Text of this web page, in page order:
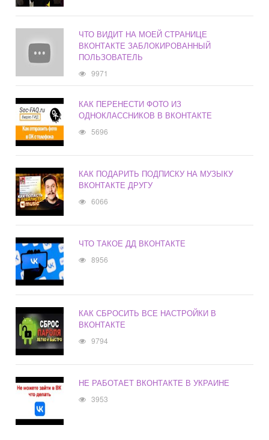
ЧТО ВИДИТ НА МОЕЙ СТРАНИЦЕ
ВКОНТАКТЕ ЗАБЛОКИРОВАННЫЙ
ПОЛЬЗОВАТЕЛЬ
9971
КАК ПЕРЕНЕСТИ ФОТО ИЗ
ОДНОКЛАССНИКОВ В ВКОНТАКТЕ
5696
КАК ПОДАРИТЬ ПОДПИСКУ НА МУЗЫКУ
ВКОНТАКТЕ ДРУГУ
6066
ЧТО ТАКОЕ ДД ВКОНТАКТЕ
8956
КАК СБРОСИТЬ ВСЕ НАСТРОЙКИ В
ВКОНТАКТЕ
9794
НЕ РАБОТАЕТ ВКОНТАКТЕ В УКРАИНЕ
3953